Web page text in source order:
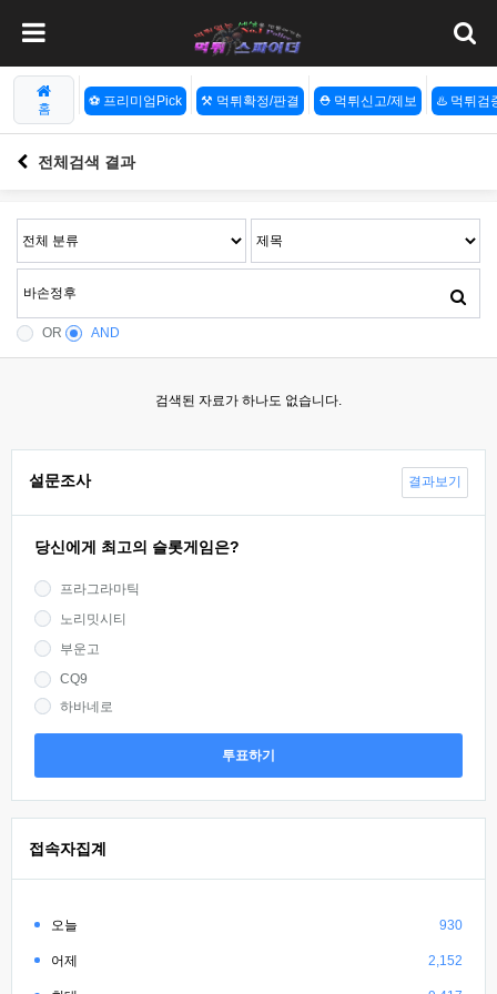
홈 ⚽️ 프리미엄Pick ⚒️ 먹튀확정/판결 ⛑️ 먹튀신고/제보 ♨️ 먹튀검
전체검색 결과
OR AND
검색된 자료가 하나도 없습니다.
설문조사 결과보기
당신에게 최고의 슬롯게임은?
프라그라마틱
노리밋시티
부운고
CQ9
하바네로
투표하기
접속자집계
오늘 930
어제 2,152